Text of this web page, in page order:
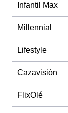
Infantil Max
Millennial
Lifestyle
Cazavisión
FlixOlé